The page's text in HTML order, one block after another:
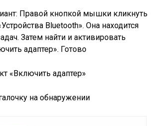
Правой кнопкой мышки кликнуть
Bluetooth». Она находится
Затем найти и активировать
адаптер». Готово
«Включить адаптер»
на обнаружении